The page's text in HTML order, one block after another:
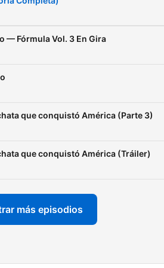
definieron su carrera: la
como solista, las
y los desafíos que
tradicional con
impacto cultural, sus
históricos y cómo
— Fórmula Vol. 3 En Gira
que conquistó América (Parte 3)
que conquistó América (Tráiler)
más episodios